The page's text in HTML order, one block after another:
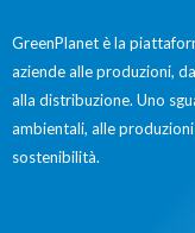
GreenPlanet è la
aziende alle produzioni,
alla distribuzione. Uno
ambientali, alle
sostenibilità.